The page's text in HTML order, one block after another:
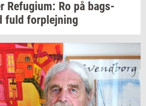
Re­fu­gi­um: Ro på bags­
fuld for­plej­ning